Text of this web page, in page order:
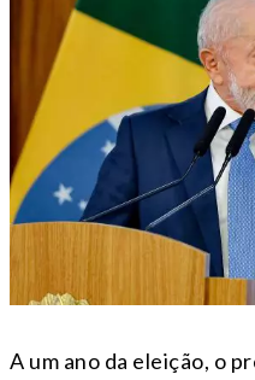
A um ano da eleição, o